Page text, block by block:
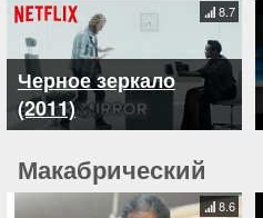
Черное зеркало
(2011)
8.7
Макабрический
8.6